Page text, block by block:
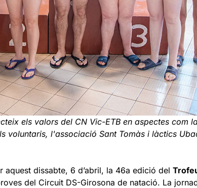
els valors del CN Vic-ETB en aspectes com
voluntaris, l'associació Sant Tomàs i làctics
aquest dissabte, 6 d’abril, la 46a edició del
del Circuit DS-Girosona de natació. La